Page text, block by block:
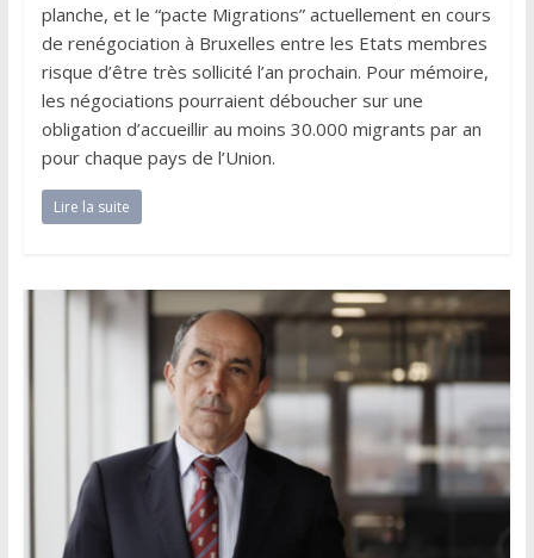
planche, et le “pacte Migrations” actuellement en cours
de renégociation à Bruxelles entre les Etats membres
risque d’être très sollicité l’an prochain. Pour mémoire,
les négociations pourraient déboucher sur une
obligation d’accueillir au moins 30.000 migrants par an
pour chaque pays de l’Union.
Lire la suite